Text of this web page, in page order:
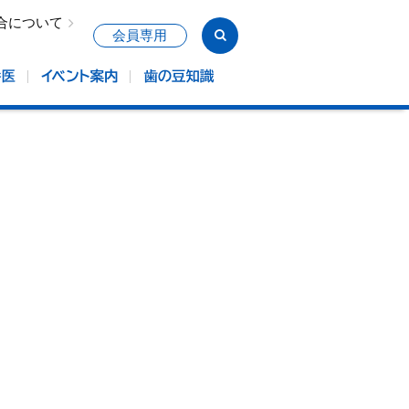
について
会員専用